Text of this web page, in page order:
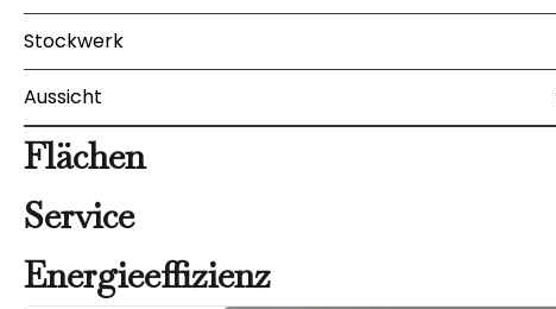
Stockwerk
Aussicht
Flächen
Service
Energieeffizienz